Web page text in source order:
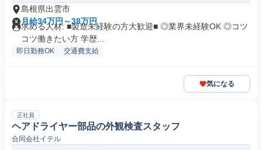
島根県出雲市
月給34万円～38万円
求める人材: ■製造未経験の方大歓迎■ ◎業界未経験OK ◎コツ
コツ働きたい方 学歴...
即日勤務OK 交通費支給
気になる
正社員
ヘアドライヤー部品の外観検査スタッフ
合同会社イテル